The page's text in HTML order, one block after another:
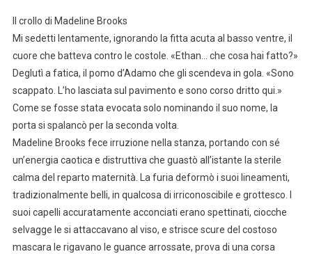
Il crollo di Madeline Brooks
Mi sedetti lentamente, ignorando la fitta acuta al basso ventre, il
cuore che batteva contro le costole. «Ethan… che cosa hai fatto?»
Deglutì a fatica, il pomo d’Adamo che gli scendeva in gola. «Sono
scappato. L’ho lasciata sul pavimento e sono corso dritto qui.»
Come se fosse stata evocata solo nominando il suo nome, la
porta si spalancò per la seconda volta.
Madeline Brooks fece irruzione nella stanza, portando con sé
un’energia caotica e distruttiva che guastò all’istante la sterile
calma del reparto maternità. La furia deformò i suoi lineamenti,
tradizionalmente belli, in qualcosa di irriconoscibile e grottesco. I
suoi capelli accuratamente acconciati erano spettinati, ciocche
selvagge le si attaccavano al viso, e strisce scure del costoso
mascara le rigavano le guance arrossate, prova di una corsa